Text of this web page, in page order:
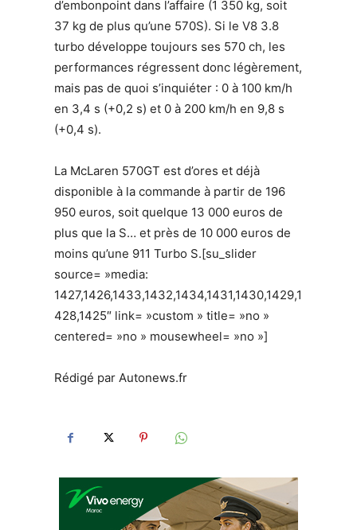
d’embonpoint dans l’affaire (1 350 kg, soit
37 kg de plus qu’une 570S). Si le V8 3.8
turbo développe toujours ses 570 ch, les
performances régressent donc légèrement,
mais pas de quoi s’inquiéter : 0 à 100 km/h
en 3,4 s (+0,2 s) et 0 à 200 km/h en 9,8 s
(+0,4 s).
La McLaren 570GT est d’ores et déjà
disponible à la commande à partir de 196
950 euros, soit quelque 13 000 euros de
plus que la S… et près de 10 000 euros de
moins qu’une 911 Turbo S.[su_slider
source= »media:
1427,1426,1433,1432,1434,1431,1430,1429,1
428,1425″ link= »custom » title= »no »
centered= »no » mousewheel= »no »]
Rédigé par Autonews.fr